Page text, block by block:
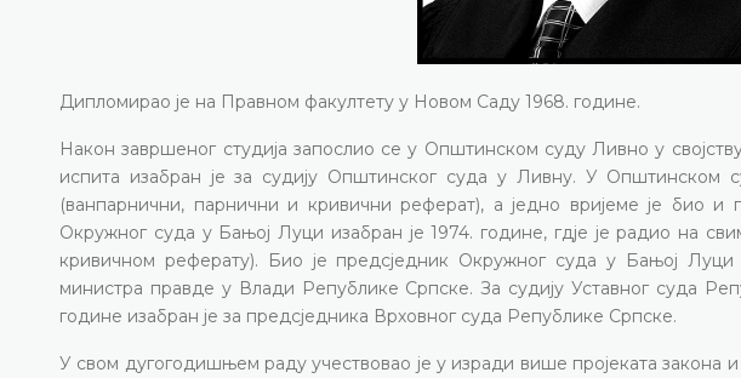
Дипломирао је на Правном факултету у Новом Саду 1968. године.
Након завршеног студија запослио се у Општинском суду Ливно у
испита изабран је за судију Општинског суда у Ливну. У Општинском
(ванпарнични, парнични и кривични реферат), а једно вријеме је био и
Окружног суда у Бањој Луци изабран је 1974. године, гдје је радио на
кривичном реферату). Био је предсједник Окружног суда у Бањој
министра правде у Влади Републике Српске. За судију Уставног суда
године изабран је за предсједника Врховног суда Републике Српске.
У свом дугогодишњем раду учествовао је у изради више пројеката закона